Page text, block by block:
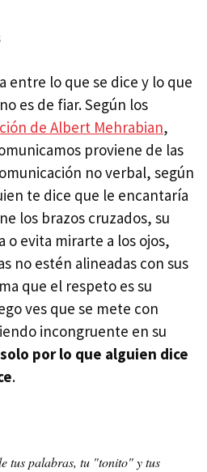
entre lo que se dice y lo que
es de fiar. Según los
de Albert Mehrabian,
proviene de las
no verbal, según
te dice que le encantaría
los brazos cruzados, su
o evita mirarte a los ojos,
no estén alineadas con sus
que el respeto es su
ves que se mete con
incongruente en su
por lo que alguien dice
.
tus palabras, tu "tonito" y tus